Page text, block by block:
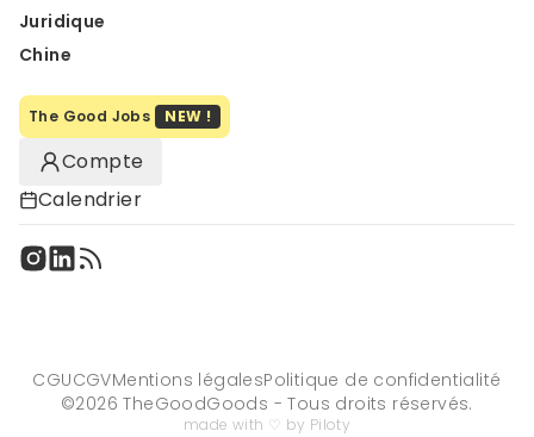
Juridique
Chine
The Good Jobs NEW !
Compte
Calendrier
CGUCGVMentions légalesPolitique de confidentialité
©2026 TheGoodGoods - Tous droits réservés.
made with ♡ by Piloty